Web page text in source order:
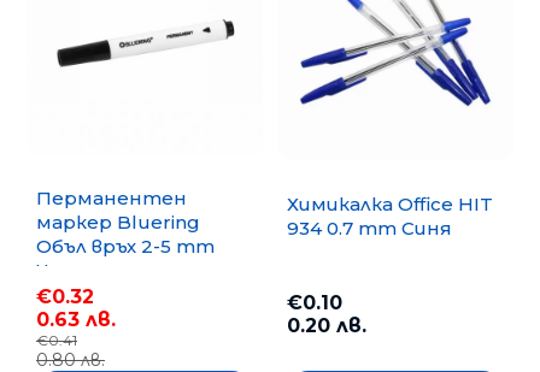
Перманентен
маркер Bluering
Объл връх 2-5 mm
Черен
€0.32
0.63 лв.
€0.41
0.80 лв.
Химикалка Office HIT
934 0.7 mm Синя
€0.10
0.20 лв.